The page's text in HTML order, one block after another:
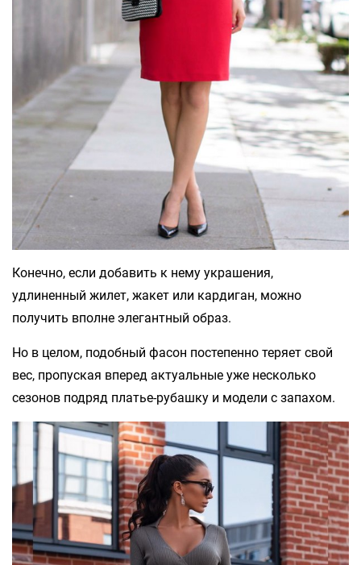
Конечно, если добавить к нему украшения,
удлиненный жилет, жакет или кардиган, можно
получить вполне элегантный образ.
Но в целом, подобный фасон постепенно теряет свой
вес, пропуская вперед актуальные уже несколько
сезонов подряд платье-рубашку и модели с запахом.